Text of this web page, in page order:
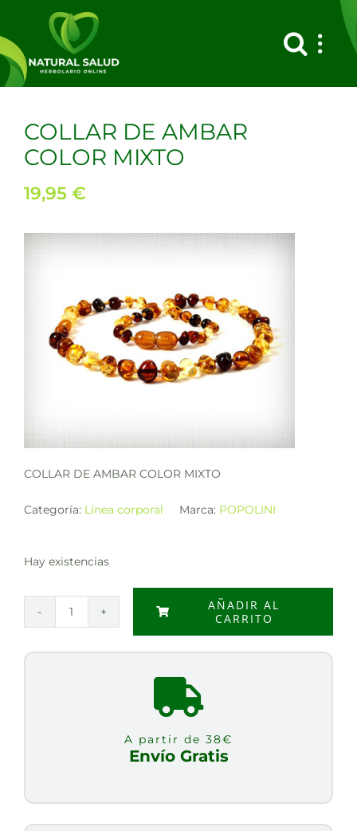
contenido
COLLAR DE AMBAR
COLOR MIXTO
19,95 €
COLLAR DE AMBAR COLOR MIXTO
Categoría: Línea corporal Marca: POPOLINI
Hay existencias
COLLAR
AÑADIR AL
CARRITO
A partir de 38€
Envío Gratis